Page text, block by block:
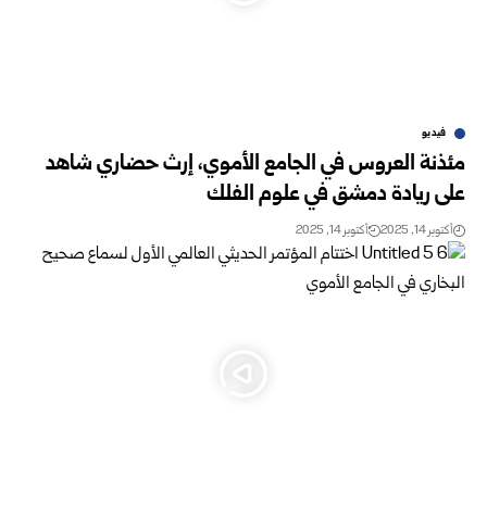
فيديو
مئذنة العروس في الجامع الأموي، إرث حضاري شاهد
على ريادة دمشق في علوم الفلك
أكتوبر 14, 2025 أكتوبر 14, 2025